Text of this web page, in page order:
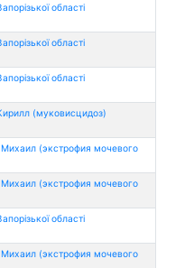
області
області
області
(муковисцидоз)
(экстрофия мочевого
(экстрофия мочевого
області
(экстрофия мочевого